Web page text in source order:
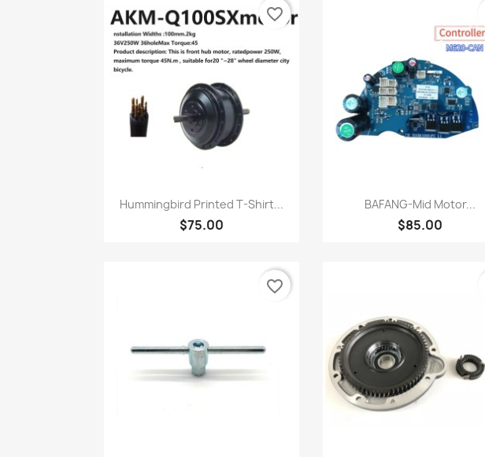
快速查看
Hummingbird Printed T-Shirt...
$75.00
favorite_border
快速查看
BAFANG-Mid Motor...
$85.00
favorite_border